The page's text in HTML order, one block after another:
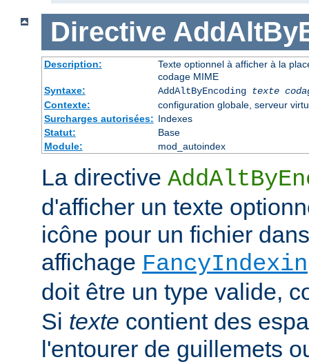
Directive
Description:
Texte optionnel à afficher à la
codage MIME
Syntaxe:
AddAltByEncoding texte
Contexte:
configuration globale, serveur
Surcharges autorisées: Indexes
Statut:
Base
Module:
mod_autoindex
La directive
d'afficher un texte
icône pour un fichier
affichage
doit être un type valide,
Si texte contient des
l'entourer de guillemets